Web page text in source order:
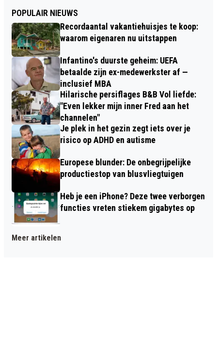
POPULAIR NIEUWS
Recordaantal vakantiehuisjes te koop:
waarom eigenaren nu uitstappen
Infantino's duurste geheim: UEFA
betaalde zijn ex-medewerkster af —
inclusief MBA
Hilarische persiflages B&B Vol liefde:
"Even lekker mijn inner Fred aan het
channelen"
Je plek in het gezin zegt iets over je
risico op ADHD en autisme
Europese blunder: De onbegrijpelijke
productiestop van blusvliegtuigen
Heb je een iPhone? Deze twee verborgen
functies vreten stiekem gigabytes op
Meer artikelen